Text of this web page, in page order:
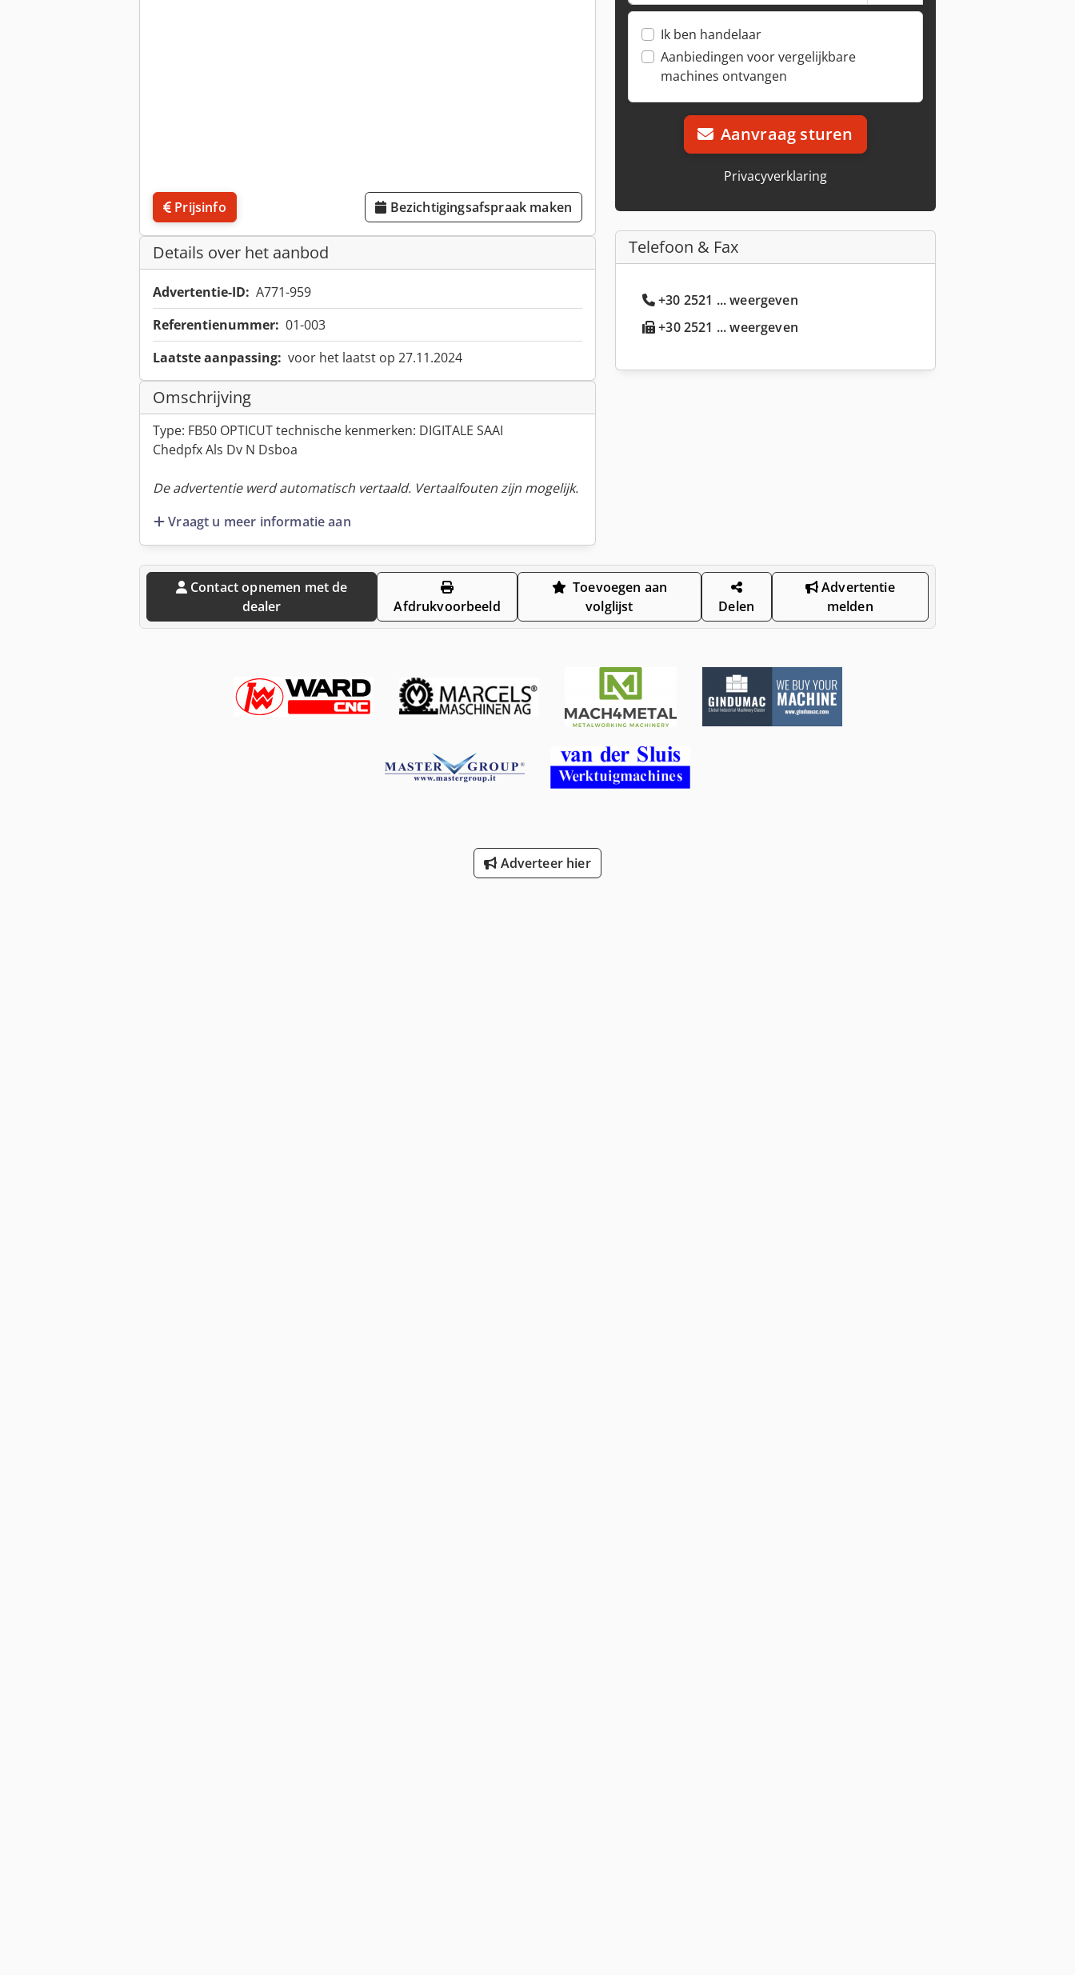
Prijsinfo Bezichtigingsafspraak maken
Details over het aanbod
Advertentie-ID: A771-959
Referentienummer: 01-003
Laatste aanpassing: voor het laatst op 27.11.2024
Omschrijving
Type: FB50 OPTICUT technische kenmerken: DIGITALE SAAI
Chedpfx Als Dv N Dsboa
De advertentie werd automatisch vertaald. Vertaalfouten zijn mogelijk.
Vraagt u meer informatie aan
Ik ben handelaar
Aanbiedingen voor vergelijkbare
machines ontvangen
Aanvraag sturen
Privacyverklaring
Telefoon & Fax
+30 2521 ... weergeven
+30 2521 ... weergeven
Contact opnemen met de
dealer
Afdrukvoorbeeld
Toevoegen aan
volglijst
Delen
Advertentie
melden
Adverteer hier